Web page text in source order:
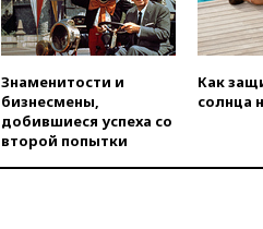
Памфиловой
единому дню
отрицает
логистики за
сгорел под
Знаменитости и
бизнесмены,
добившиеся успеха со
второй попытки
Как
солнца